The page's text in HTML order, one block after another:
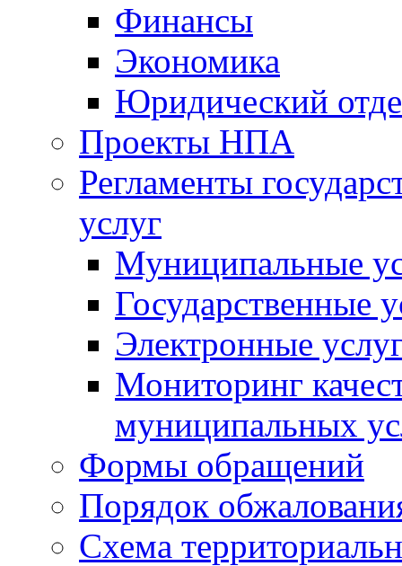
Финансы
Экономика
Юридический
Проекты НПА
Регламенты
услуг
Муниципальные
Государственные
Электронные
Мониторинг
муниципальных
Формы обращений
Порядок
Схема